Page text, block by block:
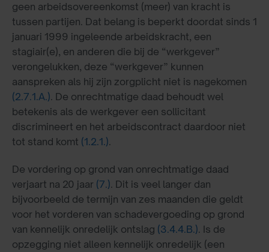
geen arbeidsovereenkomst (meer) van kracht is
tussen partijen. Dat belang is beperkt doordat sinds 1
januari 1999 ingeleende arbeidskracht, een
stagiair(e), en anderen die bij de “werkgever”
verongelukken, deze “werkgever” kunnen
aanspreken als hij zijn zorgplicht niet is nagekomen
(2.7.1.A.). De onrechtmatige daad behoudt wel
betekenis als de werkgever een sollicitant
discrimineert en het arbeidscontract daardoor niet
tot stand komt (1.2.1.).
De vordering op grond van onrechtmatige daad
verjaart na 20 jaar (7.). Dit is veel langer dan
bijvoorbeeld de termijn van zes maanden die geldt
voor het vorderen van schadevergoeding op grond
van kennelijk onredelijk ontslag (3.4.4.B.). Is de
opzegging niet alleen kennelijk onredelijk (een